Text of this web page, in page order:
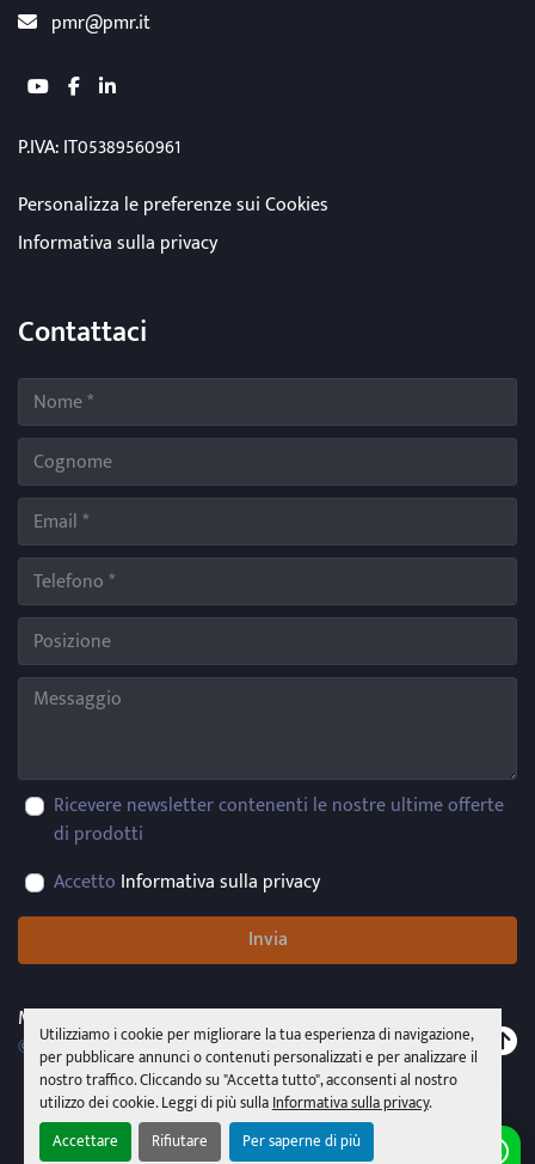
Utilizziamo i cookie per migliorare la tua esperienza di navigazione,
per pubblicare annunci o contenuti personalizzati e per analizzare il
nostro traffico. Cliccando su "Accetta tutto", acconsenti al nostro
utilizzo dei cookie. Leggi di più sullaInformativa sulla privacy.
Accettare
Rifiutare Per saperne di più
pmr@pmr.it
youtubefacebooklinkedin
P.IVA: IT05389560961
Personalizza le preferenze sui Cookies
Informativa sulla privacy
Contattaci
Ricevere newsletter contenenti le nostre ultime offerte
di prodotti
Accetto Informativa sulla privacy
Invia
Machinio Systemsito web diMachinio
© CopyrightPMR System Group s.r.l.s.u.2026